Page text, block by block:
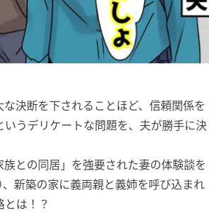
決断を下されることほど、信頼関係を
うデリケートな問題を、夫が勝手に決
との同居」を強要された妻の体験談を
新築の家に義両親と義姉を呼び込まれ
は！？